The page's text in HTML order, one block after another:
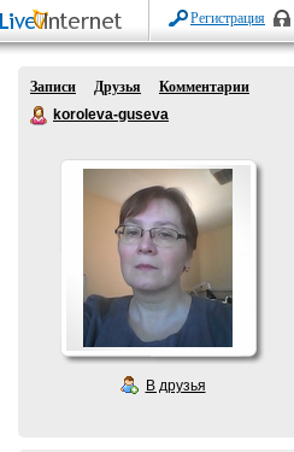
Регистрация
Записи Друзья
Комментарии
koroleva-guseva
В друзья